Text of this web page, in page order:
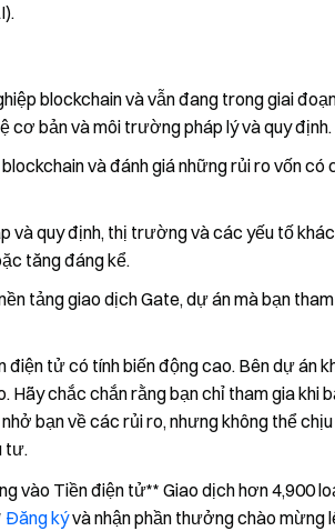
blockchain và vẫn đang trong giai
cơ bản và môi trường pháp lý và quy định.
và đánh giá những rủi ro vốn có
và quy định, thị trường và các yếu tố
tăng đáng kể.
tảng giao dịch Gate, dự án mà bạn
điện tử có tính biến động cao. Bên dự án
Hãy chắc chắn rằng bạn chỉ tham gia khi
bạn về các rủi ro, nhưng không thể
tư.
vào Tiền điện tử** Giao dịch hơn 4,900
Đăng kývà nhận phần thưởng chào mừng